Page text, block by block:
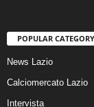
POPULAR CATEGORY
News Lazio
Calciomercato Lazio
Intervista